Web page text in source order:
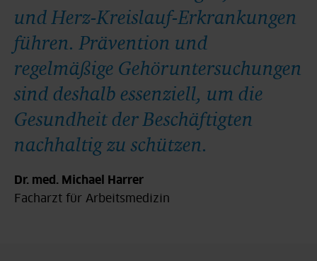
und Herz-Kreislauf-Erkrankungen
führen. Prävention und
regelmäßige Gehöruntersuchungen
sind deshalb essenziell, um die
Gesundheit der Beschäftigten
nachhaltig zu schützen.
Dr. med. Michael Harrer
Facharzt für Arbeitsmedizin